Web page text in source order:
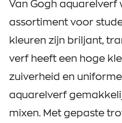
Van Gogh aquarelverf
assortiment voor
kleuren zijn briljant,
verf heeft een hoge
zuiverheid en
aquarelverf
mixen. Met gepaste